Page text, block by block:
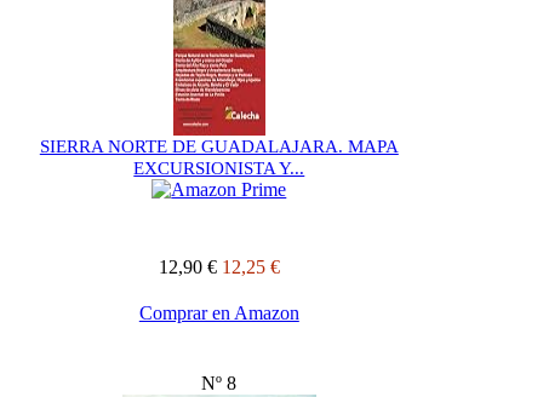
SIERRA NORTE DE GUADALAJARA. MAPA
EXCURSIONISTA Y...
12,90 € 12,25 €
Comprar en Amazon
Nº 8